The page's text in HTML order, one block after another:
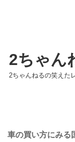
2ちゃん
2ちゃんねるの笑えた
車の買い方にみる